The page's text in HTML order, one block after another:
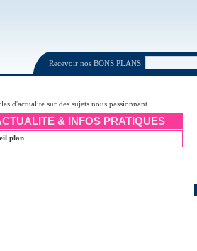
Recevoir nos BONS PLANS
d'actualité sur des sujets nous passionnant.
& INFOS PRATIQUES
plan